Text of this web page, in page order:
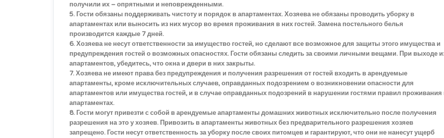
получили их – опрятными и неповрежденными.
5. Гости обязаны поддерживать чистоту и порядок в апартаментах. Хозяева не обязаны проводить уборку в
апартаментах или выносить из них мусор во время проживания в них гостей. Замена постельного белья
производится каждые 7 дней.
6. Хозяева не несут ответственности за имущество гостей, но сделают все возможное для защиты этого имущества и
предупреждения гостей о возможных опасностях. Гости обязаны следить за своими личными вещами. При выходе
апартаментов, убедитесь, что окна и двери в них закрыты.
7. Хозяева не имеют права без предупреждения и получения разрешения от гостей входить в арендуемые
апартаменты, кроме исключительных случаев, оправданных подозрением о возникновении опасности для
апартаментов или имущества гостей, и в случае оправданных подозрений в нарушении гостями правил проживания
апартаментах.
8. Гости могут привезти с собой в арендуемые апартаменты домашних животных исключительно после получения
разрешения на это у хозяев. Привозить в апартаменты животных без предварительного разрешения хозяев
запрещено. Гости несут ответственность за уборку после своих питомцев и гарантируют, что они не нанесут ущерб